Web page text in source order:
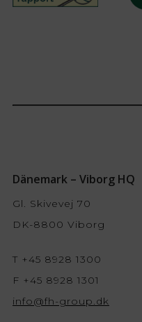
Dänemark – Viborg HQ
Gl. Skivevej 70
DK-8800 Viborg
T +45 8928 1300
F +45 8928 1301
info@fh-group.dk